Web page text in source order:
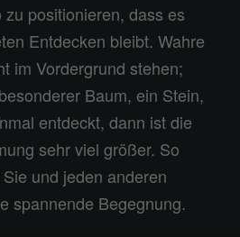
zu positionieren, dass es
Entdecken bleibt. Wahre
im Vordergrund stehen;
Baum, ein Stein,
entdeckt, dann ist die
sehr viel größer. So
und jeden anderen
spannende Begegnung.